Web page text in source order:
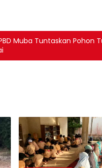
Muba Tuntaskan Pohon